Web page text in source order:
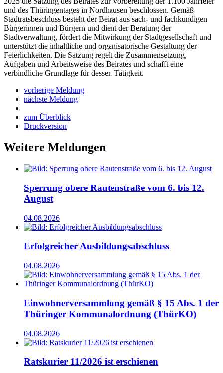
und des Thüringentages in Nordhausen beschlossen. Gemäß
Stadtratsbeschluss besteht der Beirat aus sach- und fachkundigen
Bürgerinnen und Bürgern und dient der Beratung der
Stadtverwaltung, fördert die Mitwirkung der Stadtgesellschaft und
unterstützt die inhaltliche und organisatorische Gestaltung der
Feierlichkeiten. Die Satzung regelt die Zusammensetzung,
Aufgaben und Arbeitsweise des Beirates und schafft eine
verbindliche Grundlage für dessen Tätigkeit.
vorherige Meldung
nächste Meldung
zum Überblick
Druckversion
Weitere Meldungen
Sperrung obere Rautenstraße vom 6. bis 12.
August
04.08.2026
Erfolgreicher Ausbildungsabschluss
04.08.2026
Einwohnerversammlung gemäß § 15 Abs. 1 der
Thüringer Kommunalordnung (ThürKO)
04.08.2026
Ratskurier 11/2026 ist erschienen